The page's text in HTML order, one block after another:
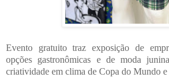
Evento gratuito traz exposição de
opções gastronômicas e de moda
criatividade em clima de Copa do Mundo e